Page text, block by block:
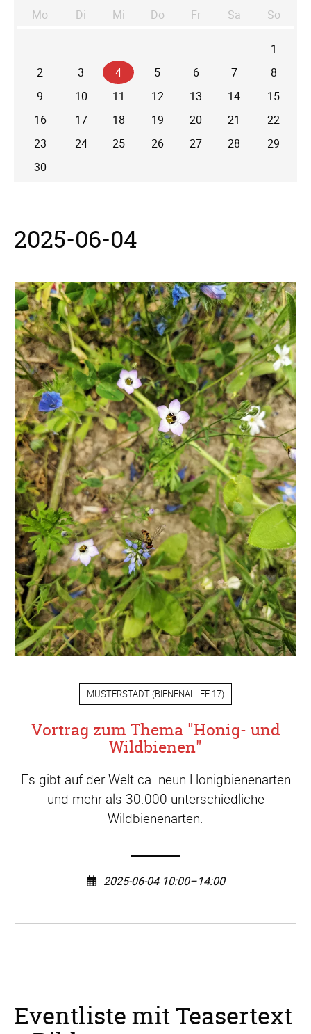
Mo
Di enstag
Mi ttwoch
Do nnerstag
Fr Sa mstagSo
1
2
3 4 5 6 7
8
9
10 11 12 13 14
15
16
17 18 19 20 21
22
23
24 25 26 27 28
29
30
2025-06-04
MUSTERSTADT (BIENENALLEE 17)
Vortrag zum Thema "Honig- und
Wildbienen"
Es gibt auf der Welt ca. neun Honigbienenarten
und mehr als 30.000 unterschiedliche
Wildbienenarten.
2025-06-04 10:00–14:00
Eventliste mit Teasertext